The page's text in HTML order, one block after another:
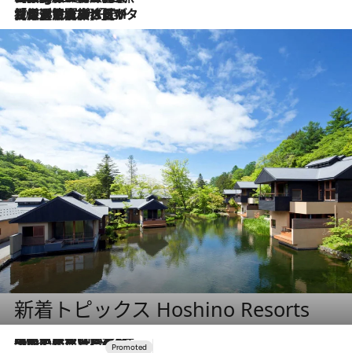
2026.8.3
【厳選旅コスメ】「保湿もタイパ重視！」“サウナ好き”タレント清水みさとが愛用する夏旅ベストコスメを発表！【Mサイズジップ】
新着トピックス Hoshino Resorts
2026.7.31
【ホテル帰省】という選択肢をOMOが提案。家族とほどよい距離を保つには「昼は実家、夜は気兼ねなくホテルで！」